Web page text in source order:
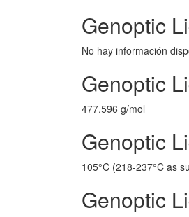
Genoptic
No hay información
Genoptic
477.596 g/mol
Genoptic
105°C (218-237°C as
Genoptic